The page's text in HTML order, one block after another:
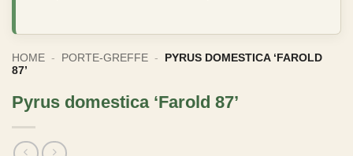
HOME - PORTE-GREFFE -
PYRUS DOMESTICA ‘FAROLD
87’
Pyrus domestica ‘Farold 87’